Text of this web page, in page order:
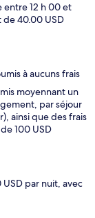
entre 12 h 00 et
de 40.00 USD
à aucuns frais
moyennant un
par séjour
ainsi que des frais
100 USD
par nuit, avec